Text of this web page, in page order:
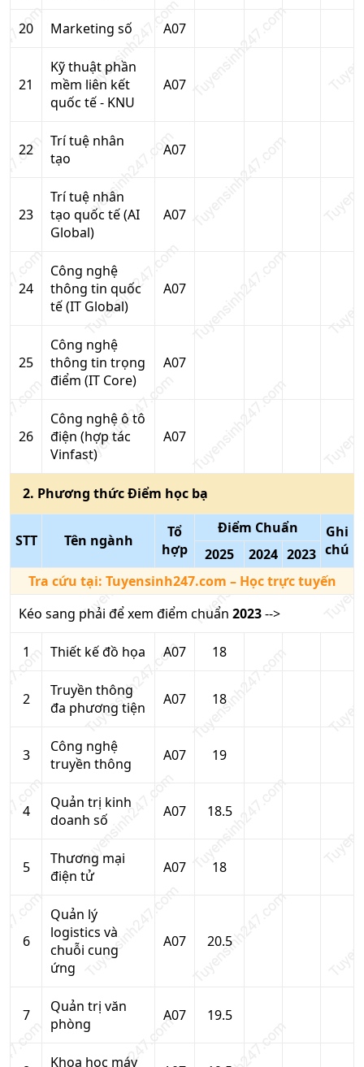
20 Marketing số A07
21
Kỹ thuật phần
mềm liên kết
quốc tế - KNU
A07
22
Trí tuệ nhân
tạo
A07
23
Trí tuệ nhân
tạo quốc tế (AI
Global)
A07
24
Công nghệ
thông tin quốc
tế (IT Global)
A07
25
Công nghệ
thông tin trọng
điểm (IT Core)
A07
26
Công nghệ ô tô
điện (hợp tác
Vinfast)
A07
2. Phương thứcĐiểm học bạ
STT Tên ngành
Tổ
hợp
Điểm Chuẩn
Ghi
chú
2025 2024 2023
Tra cứu tại: Tuyensinh247.com – Học trực tuyến
Kéo sang phải để xem điểm chuẩn 2023-->
1 Thiết kế đồ họa A07 18
2
Truyền thông
đa phương tiện
A07 18
3
Công nghệ
truyền thông
A07 19
4
Quản trị kinh
doanh số
A07 18.5
5
Thương mại
điện tử
A07 18
6
Quản lý
logistics và
chuỗi cung
ứng
A07 20.5
7
Quản trị văn
phòng
A07 19.5
Khoa học máy